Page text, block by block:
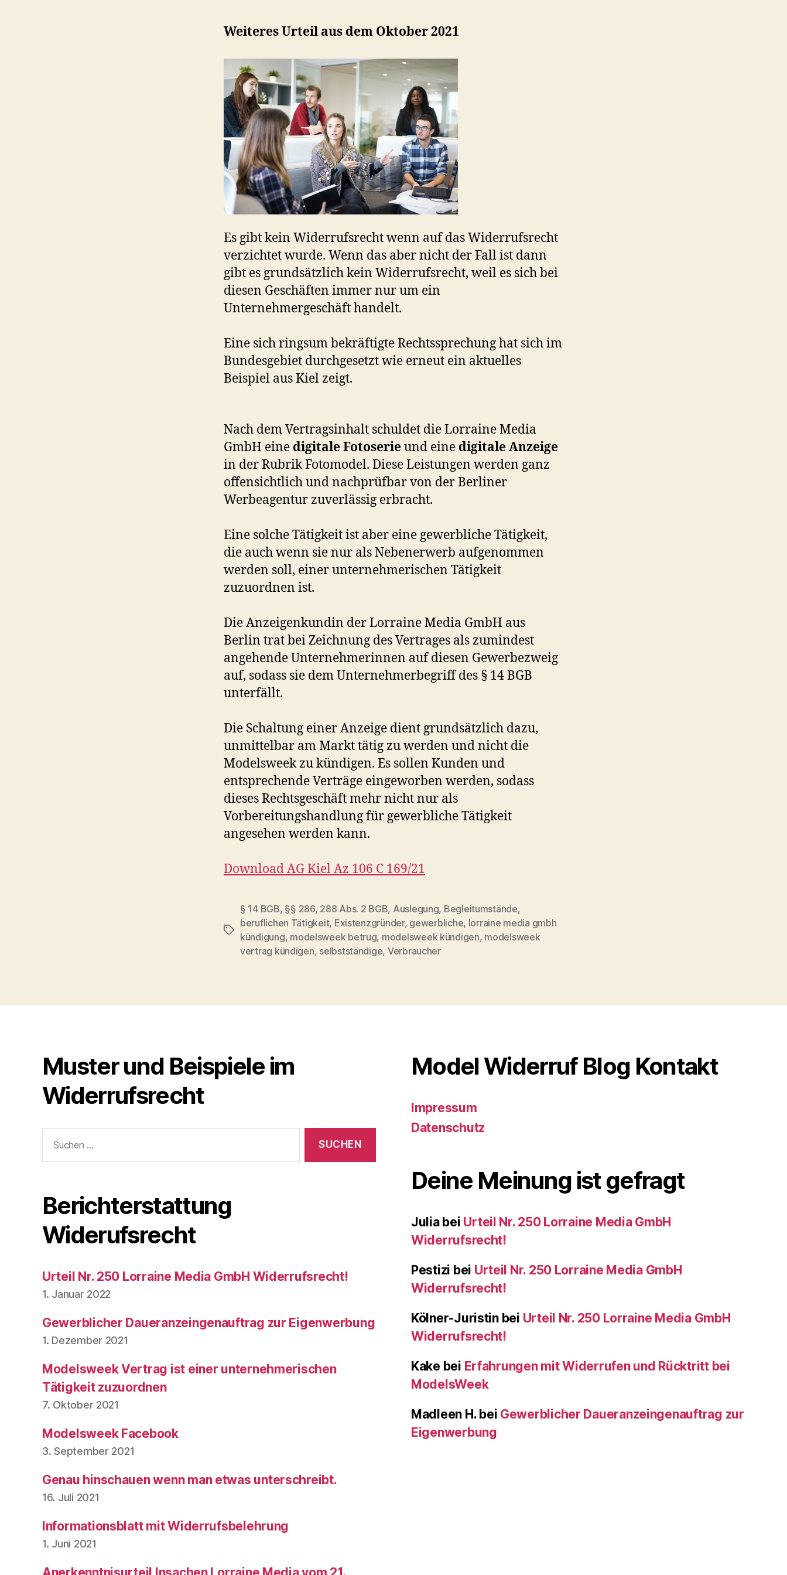
Weiteres Urteil aus dem Oktober 2021
Es gibt kein Widerrufsrecht wenn auf das Widerrufsrecht
verzichtet wurde. Wenn das aber nicht der Fall ist dann
gibt es grundsätzlich kein Widerrufsrecht, weil es sich bei
diesen Geschäften immer nur um ein
Unternehmergeschäft handelt.
Eine sich ringsum bekräftigte Rechtssprechung hat sich im
Bundesgebiet durchgesetzt wie erneut ein aktuelles
Beispiel aus Kiel zeigt.
Nach dem Vertragsinhalt schuldet die Lorraine Media
GmbH eine digitale Fotoserieund eine digitale Anzeige
in der Rubrik Fotomodel. Diese Leistungen werden ganz
offensichtlich und nachprüfbar von der Berliner
Werbeagentur zuverlässig erbracht.
Eine solche Tätigkeit ist aber eine gewerbliche Tätigkeit,
die auch wenn sie nur als Nebenerwerb aufgenommen
werden soll, einer unternehmerischen Tätigkeit
zuzuordnen ist.
Die Anzeigenkundin der Lorraine Media GmbH aus
Berlin trat bei Zeichnung des Vertrages als zumindest
angehende Unternehmerinnen auf diesen Gewerbezweig
auf, sodass sie dem Unternehmerbegriff des § 14 BGB
unterfällt.
Die Schaltung einer Anzeige dient grundsätzlich dazu,
unmittelbar am Markt tätig zu werden und nicht die
Modelsweek zu kündigen. Es sollen Kunden und
entsprechende Verträge eingeworben werden, sodass
dieses Rechtsgeschäft mehr nicht nur als
Vorbereitungshandlung für gewerbliche Tätigkeit
angesehen werden kann.
Download AG Kiel Az 106 C 169/21
Schlagwörter
§ 14 BGB, §§ 286, 288 Abs. 2 BGB, Auslegung, Begleitumstände,
beruflichen Tätigkeit, Existenzgründer, gewerbliche, lorraine media gmbh
kündigung, modelsweek betrug, modelsweek kündigen, modelsweek
vertrag kündigen, selbstständige, Verbraucher
Muster und Beispiele im
Widerrufsrecht
nach:
Berichterstattung
Widerufsrecht
Urteil Nr. 250 Lorraine Media GmbH Widerrufsrecht!
1. Januar 2022
Gewerblicher Daueranzeingenauftrag zur Eigenwerbung
1. Dezember 2021
Modelsweek Vertrag ist einer unternehmerischen
Tätigkeit zuzuordnen
7. Oktober 2021
Modelsweek Facebook
3. September 2021
Genau hinschauen wenn man etwas unterschreibt.
16. Juli 2021
Informationsblatt mit Widerrufsbelehrung
1. Juni 2021
Model Widerruf Blog Kontakt
Impressum
Datenschutz
Deine Meinung ist gefragt
Juliabei Urteil Nr. 250 Lorraine Media GmbH
Widerrufsrecht!
Pestizi bei Urteil Nr. 250 Lorraine Media GmbH
Widerrufsrecht!
Kölner-Juristinbei Urteil Nr. 250 Lorraine Media GmbH
Widerrufsrecht!
Kake bei Erfahrungen mit Widerrufen und Rücktritt bei
ModelsWeek
Madleen H.bei Gewerblicher Daueranzeingenauftrag zur
Eigenwerbung